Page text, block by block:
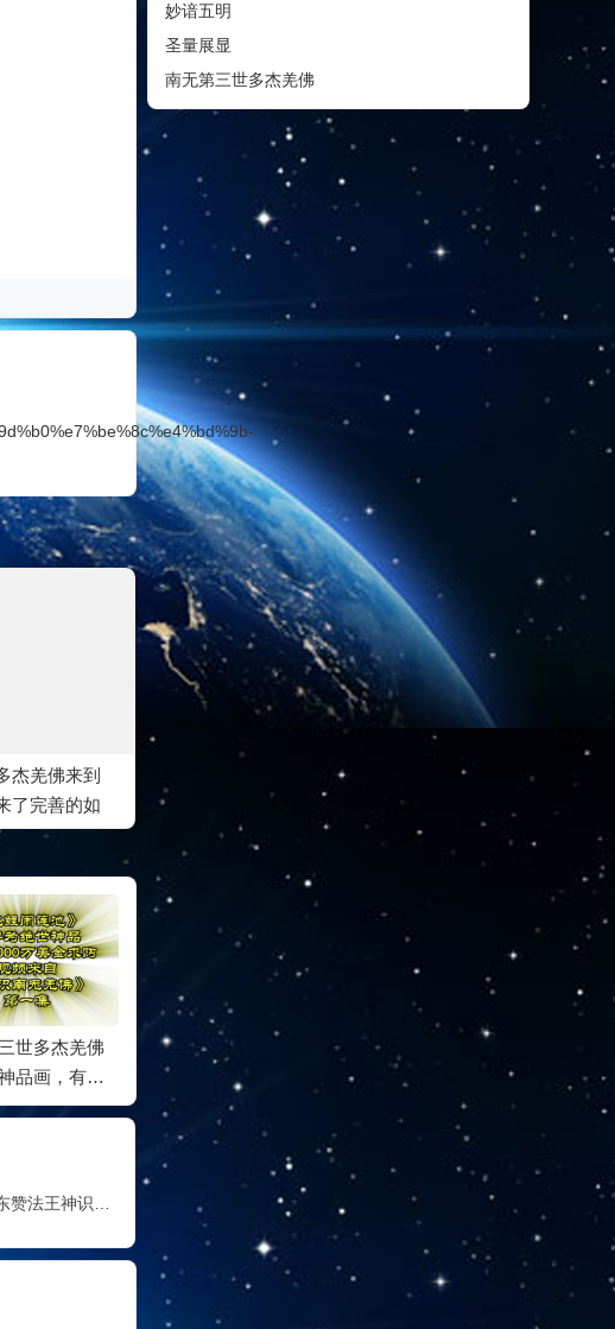
杰羌佛来到
了完善的如
世多杰羌佛
品画，有人
美元求购
南无第三世多杰羌佛
不收上千万，上亿元
的供养
南无第三世多杰羌佛
被授称“特级国际大师”
經加
zha
妙谙五明
圣量展显
南无第三世多杰羌佛